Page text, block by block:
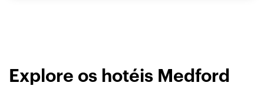
Explore os hotéis Medford